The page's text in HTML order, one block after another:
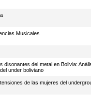
Musicales
disonantes del metal en Bolivia:
under boliviano
de las mujeres del